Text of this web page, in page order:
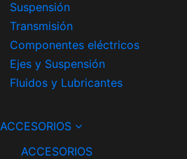
Suspensión
Transmisión
Componentes eléctricos
Ejes y Suspensión
Fluidos y Lubricantes
ACCESORIOS
ACCESORIOS